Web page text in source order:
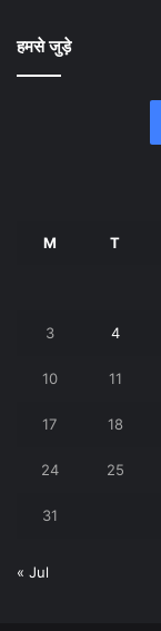
हमसे जुड़े
M T
3 4
10 11
17 18
24 25
31
« Jul